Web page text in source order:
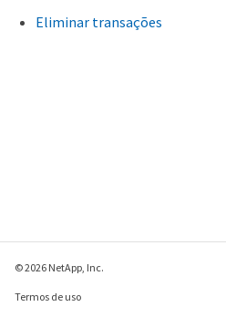
Eliminar transações
© 2026 NetApp, Inc.
Termos de uso